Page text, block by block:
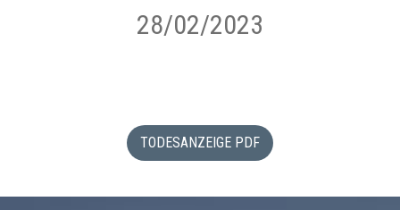
28/02/2023
TODESANZEIGE PDF